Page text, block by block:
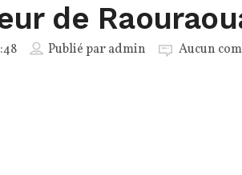
de
Publié paradmin Aucun